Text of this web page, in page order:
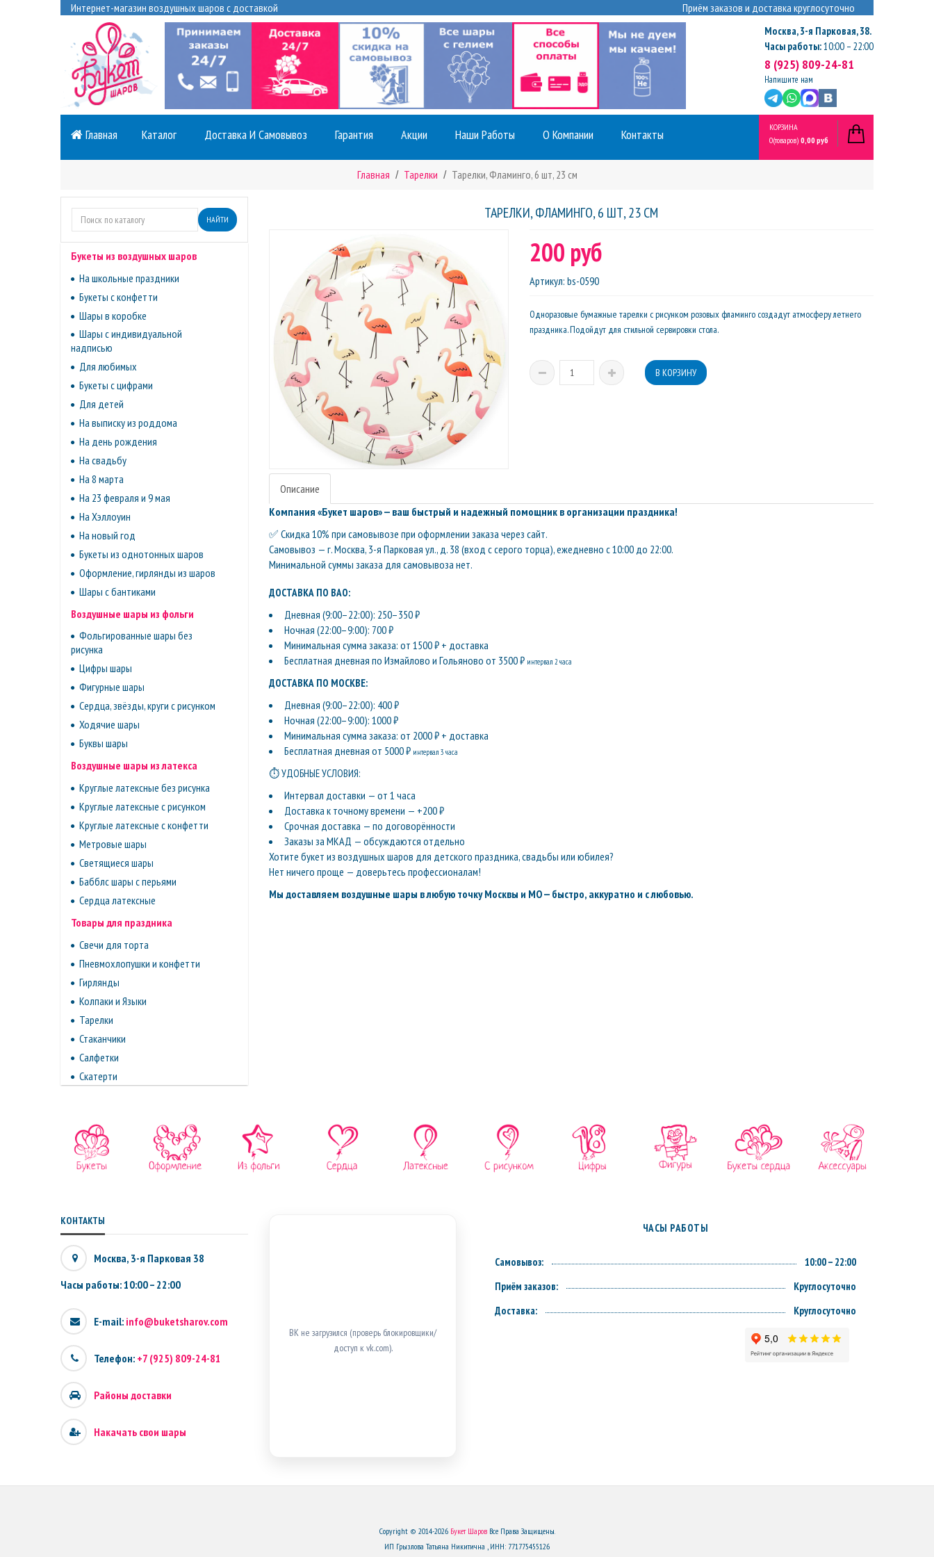
Интернет-магазин воздушных шаров с доставкой Приём заказов и доставка круглосуточно
Москва,3-я Парковая, 38.
Часы работы:10:00 – 22:00
8 (925) 809-24-81
Напишите нам
Главная Каталог Доставка И Самовывоз Гарантия Акции Наши Работы О Компании Контакты
КОРЗИНА
0(товаров) 0,00 руб
Главная Тарелки Тарелки, Фламинго, 6 шт, 23 см
НАЙТИ
Букеты из воздушных шаров
На школьные праздники
Букеты с конфетти
Шары в коробке
Шары с индивидуальной
надписью
Для любимых
Букеты с цифрами
Для детей
На выписку из роддома
На день рождения
На свадьбу
На 8 марта
На 23 февраля и 9 мая
На Хэллоуин
На новый год
Букеты из однотонных шаров
Оформление, гирлянды из шаров
Шары с бантиками
Воздушные шары из фольги
Фольгированные шары без
рисунка
Цифры шары
Фигурные шары
Сердца, звёзды, круги с рисунком
Ходячие шары
Буквы шары
Воздушные шары из латекса
Круглые латексные без рисунка
Круглые латексные с рисунком
Круглые латексные с конфетти
Метровые шары
Светящиеся шары
Бабблс шары с перьями
Сердца латексные
Товары для праздника
Свечи для торта
Пневмохлопушки и конфетти
Гирлянды
Колпаки и Языки
Тарелки
Стаканчики
Салфетки
Скатерти
ТАРЕЛКИ, ФЛАМИНГО, 6 ШТ, 23 СМ
200 руб
Артикул: bs-0590
Одноразовые бумажные тарелки с рисунком розовых фламинго создадут атмосферу летнего
праздника. Подойдут для стильной сервировки стола.
Описание
Компания «Букет шаров» — ваш быстрый и надежный помощник в организации праздника!
✅ Скидка 10% при самовывозе при оформлении заказа через сайт.
Самовывоз — г. Москва, 3-я Парковая ул., д. 38 (вход с серого торца), ежедневно с 10:00 до 22:00.
Минимальной суммы заказа для самовывоза нет.
ДОСТАВКА ПО ВАО:
Дневная (9:00–22:00): 250–350 ₽
Ночная (22:00–9:00): 700 ₽
Минимальная сумма заказа: от 1500 ₽ + доставка
Бесплатная дневная по Измайлово и Гольяново от 3500 ₽ интервал 2 часа
ДОСТАВКА ПО МОСКВЕ:
Дневная (9:00–22:00): 400 ₽
Ночная (22:00–9:00): 1000 ₽
Минимальная сумма заказа: от 2000 ₽ + доставка
Бесплатная дневная от 5000 ₽ интервал 3 часа
⏱ УДОБНЫЕ УСЛОВИЯ:
Интервал доставки — от 1 часа
Доставка к точному времени — +200 ₽
Срочная доставка — по договорённости
Заказы за МКАД — обсуждаются отдельно
Хотите букет из воздушных шаров для детского праздника, свадьбы или юбилея?
Нет ничего проще — доверьтесь профессионалам!
Мы доставляем воздушные шары в любую точку Москвы и МО — быстро, аккуратно и с любовью.
КОНТАКТЫ
Москва, 3-я Парковая 38
Часы работы: 10:00 – 22:00
E-mail: info@buketsharov.com
Телефон: +7 (925) 809-24-81
Районы доставки
Накачать свои шары
ВК не загрузился (проверь блокировщики/
доступ к vk.com).
ЧАСЫ РАБОТЫ
Самовывоз:
10:00 – 22:00
Приём заказов:
Круглосуточно
Доставка:
Круглосуточно
Copyright © 2014-2026 Букет ШаровВсе Права Защищены.
ИП Грызлова Татьяна Никитична , ИНН: 771775455126